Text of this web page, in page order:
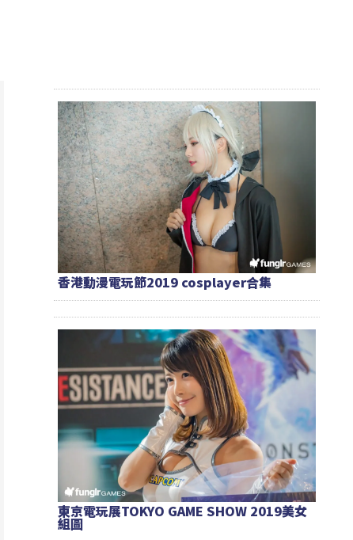
香港動漫電玩節2019 cosplayer合集
東京電玩展TOKYO GAME SHOW 2019美女
組圖